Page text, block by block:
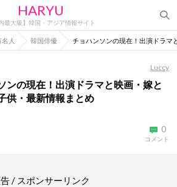
HARYU
内最大級】韓国・アジア情報サイト
人 韓国俳優 チョハンソンの現在！出演ドラマ
Luccy
ンの現在！出演ドラマと映画・嫁と
供・最新情報まとめ
0
コメント
/ スポンサーリンク